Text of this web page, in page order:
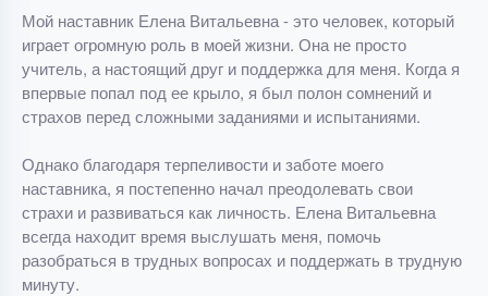
Мой наставник Елена Витальевна - это человек, который
играет огромную роль в моей жизни. Она не просто
учитель, а настоящий друг и поддержка для меня. Когда я
впервые попал под ее крыло, я был полон сомнений и
страхов перед сложными заданиями и испытаниями.
Однако благодаря терпеливости и заботе моего
наставника, я постепенно начал преодолевать свои
страхи и развиваться как личность. Елена Витальевна
всегда находит время выслушать меня, помочь
разобраться в трудных вопросах и поддержать в трудную
минуту.